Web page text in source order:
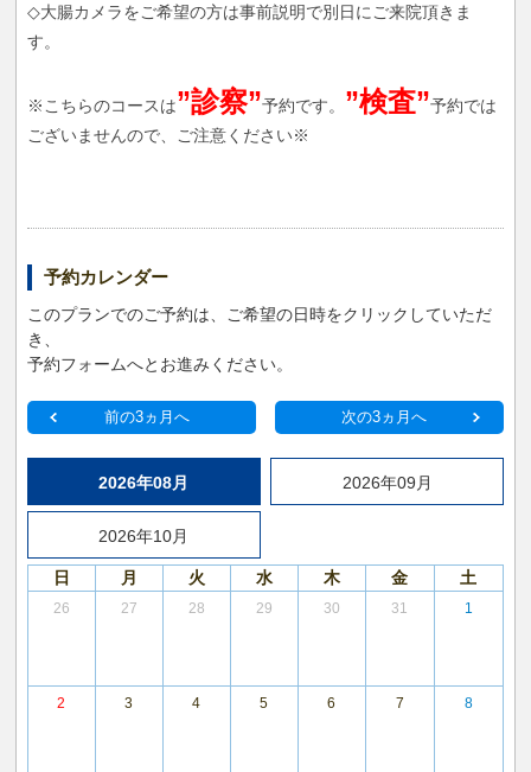
◇大腸カメラをご希望の方は事前説明で別日にご来院頂きま
す。
※こちらのコースは”診察”予約です。 ”検査”予約では
ございませんので、ご注意ください※
予約カレンダー
このプランでのご予約は、ご希望の日時をクリックしていただ
き、
予約フォームへとお進みください。
前の3ヵ月へ 次の3ヵ月へ
2026年08月 2026年09月
2026年10月
日 月 火 水 木 金 土
26 27 28 29 30 31 1
2 3 4 5 6 7 8